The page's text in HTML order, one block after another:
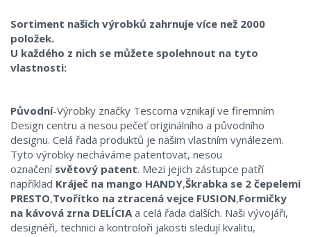
Sortiment našich výrobků zahrnuje více než 2000
položek.
U každého z nich se můžete spolehnout na tyto
vlastnosti:
Původní-Výrobky značky Tescoma vznikají ve firemním
Design centru a nesou pečeť originálního a původního
designu. Celá řada produktů je našim vlastním vynálezem.
Tyto výrobky necháváme patentovat, nesou
označení světový patent. Mezi jejich zástupce patří
například Kráječ na mango HANDY,Škrabka se 2 čepelemi
PRESTO,Tvořítko na ztracená vejce FUSION,Formičky
na kávová zrna DELÍCIAa celá řada dalších. Naši vývojáři,
designéři, technici a kontroloři jakosti sledují kvalitu,